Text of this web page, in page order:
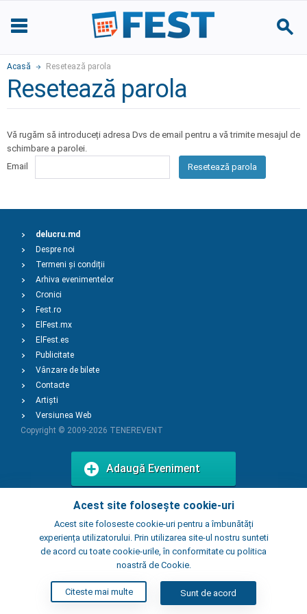
Acasă Resetează parola
Resetează parola
Vă rugăm să introduceți adresa Dvs de email pentru a vă trimite mesajul de
schimbare a parolei.
Email
Resetează parola
Acest site folosește cookie-uri
Acest site foloseste cookie-uri pentru a îmbunătăți
experiența utilizatorului. Prin utilizarea site-ul nostru sunteti
de acord cu toate cookie-urile, în conformitate cu politica
noastră de Cookie.
Citeste mai multe Sunt de acord
delucru.md
Despre noi
Termeni și condiții
Arhiva evenimentelor
Cronici
Fest.ro
ElFest.mx
ElFest.es
Publicitate
Vânzare de bilete
Contacte
Artiști
Versiunea Web
Copyright © 2009-2026 TENEREVENT
Adaugă Eveniment
Adaugă Local